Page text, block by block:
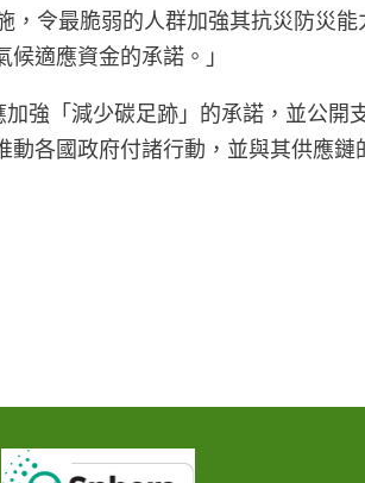
令最脆弱的人群加強其抗災防災
適應資金的承諾。」
強「減少碳足跡」的承諾，並公
動各國政府付諸行動，並與其供應